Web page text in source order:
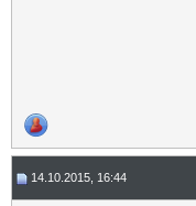
14.10.2015, 16:44